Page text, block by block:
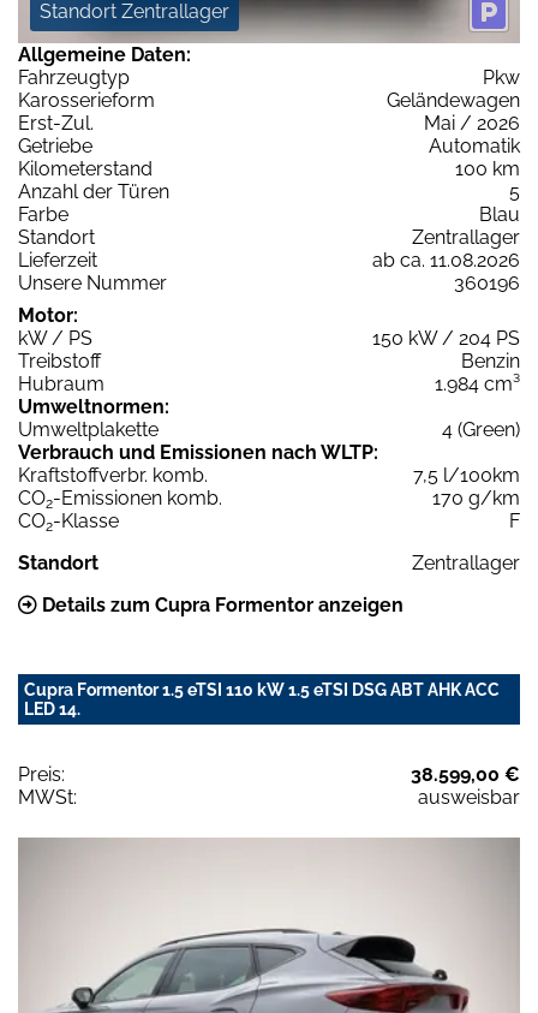
Standort Zentrallager
Allgemeine Daten:
Fahrzeugtyp
Pkw
Karosserieform
Geländewagen
Erst-Zul.
Mai / 2026
Getriebe
Automatik
Kilometerstand
100 km
Anzahl der Türen
5
Farbe
Blau
Standort
Zentrallager
Lieferzeit
ab ca. 11.08.2026
Unsere Nummer
360196
Motor:
kW / PS
150 kW / 204 PS
Treibstoff
Benzin
Hubraum
1.984 cm³
Umweltnormen:
Umweltplakette
4 (Green)
Verbrauch und Emissionen nach WLTP:
Kraftstoffverbr. komb.
7,5 l/100km
CO2-Emissionen komb.
170 g/km
CO2-Klasse
F
Standort
Zentrallager
Details zum Cupra Formentor anzeigen
Cupra Formentor 1.5 eTSI 110 kW 1.5 eTSI DSG ABT AHK ACC
LED 14.
Preis:
38.599,00 €
MWSt:
ausweisbar